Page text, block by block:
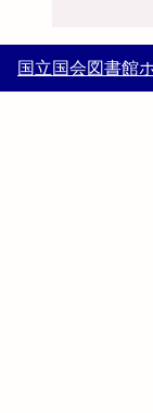
国立国会図書館